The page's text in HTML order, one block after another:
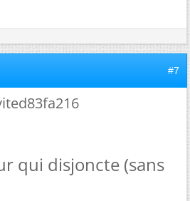
#7
qui disjoncte (sans